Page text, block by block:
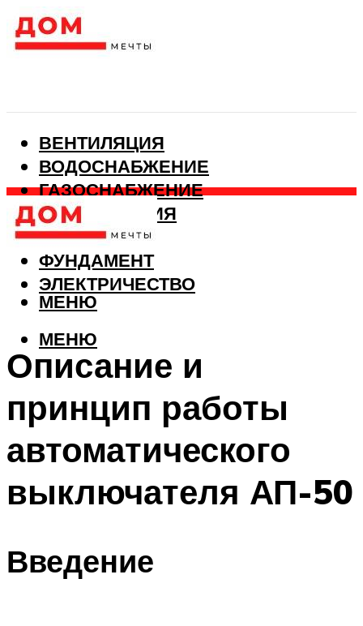
ВЕНТИЛЯЦИЯ
ВОДОСНАБЖЕНИЕ
ГАЗОСНАБЖЕНИЕ
КАНАЛИЗАЦИЯ
ОТОПЛЕНИЕ
ФУНДАМЕНТ
ЭЛЕКТРИЧЕСТВО
МЕНЮ
МЕНЮ
Описание и
принцип работы
автоматического
выключателя АП-50
Введение